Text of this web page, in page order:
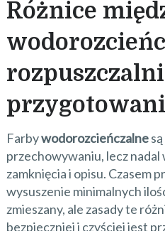
Różnice
Farbywodorozcieńczalnesą
przechowywaniu, lecz nadal
zamknięcia i opisu. Czasem
wysuszenie minimalnych
zmieszany, ale zasady te
bezpieczniej i czyściej jest